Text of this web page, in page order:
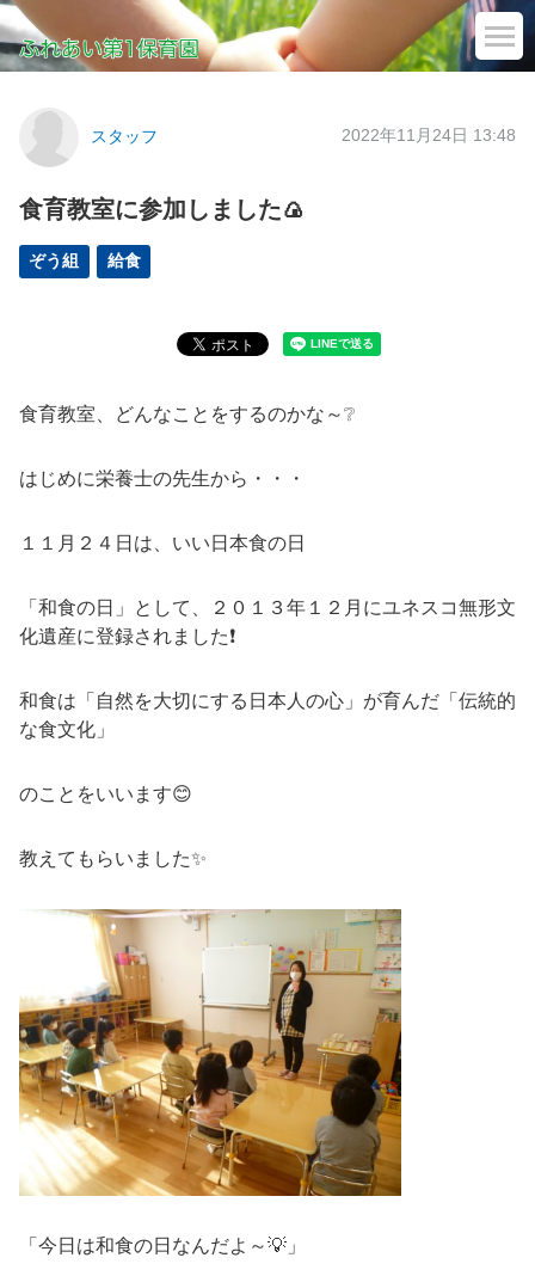
スタッフ 2022年11月24日 13:48
食育教室に参加しました🍙
ぞう組 給食
食育教室、どんなことをするのかな～❔
はじめに栄養士の先生から・・・
１１月２４日は、いい日本食の日
「和食の日」として、２０１３年１２月にユネスコ無形文
化遺産に登録されました❗
和食は「自然を大切にする日本人の心」が育んだ「伝統的
な食文化」
のことをいいます😊
教えてもらいました✨
「今日は和食の日なんだよ～💡」